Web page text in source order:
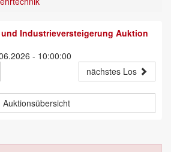
Industrieversteigerung Auktion
- 10:00:00
nächstes Los
Auktionsübersicht